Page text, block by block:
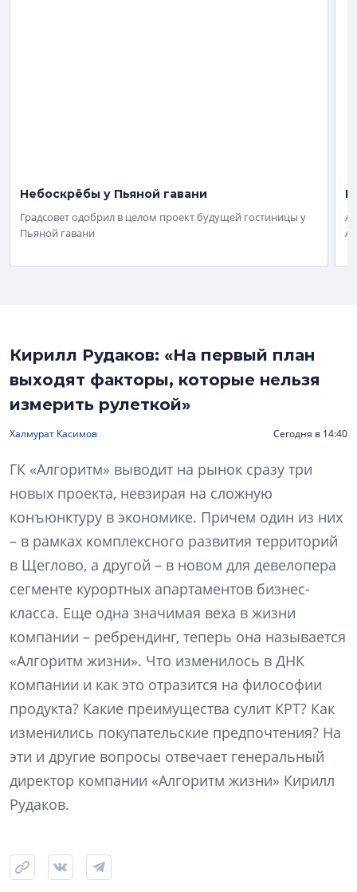
Небоскрёбы у Пьяной гавани
Градсовет одобрил в целом проект будущей гостиницы у
Пьяной гавани
Кирилл Рудаков: «На первый план
выходят факторы, которые нельзя
измерить рулеткой»
Халмурат Касимов Сегодня в 14:40
ГК «Алгоритм» выводит на рынок сразу три
новых проекта, невзирая на сложную
конъюнктуру в экономике. Причем один из них
– в рамках комплексного развития территорий
в Щеглово, а другой – в новом для девелопера
сегменте курортных апартаментов бизнес-
класса. Еще одна значимая веха в жизни
компании – ребрендинг, теперь она называется
«Алгоритм жизни». Что изменилось в ДНК
компании и как это отразится на философии
продукта? Какие преимущества сулит КРТ? Как
изменились покупательские предпочтения? На
эти и другие вопросы отвечает генеральный
директор компании «Алгоритм жизни» Кирилл
Рудаков.